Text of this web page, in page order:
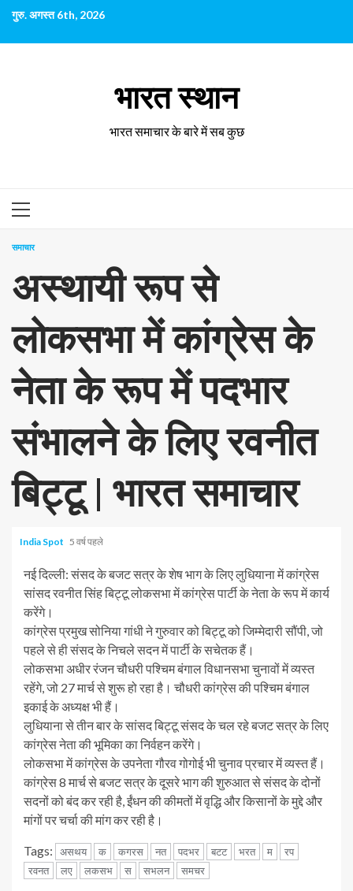
छोड़कर
सामग्री
पर
गुरु. अगस्त 6th, 2026
भारत स्थान
भारत समाचार के बारे में सब कुछ
प्राथमिक
समाचार
अस्थायी रूप से
लोकसभा में कांग्रेस के
नेता के रूप में पदभार
संभालने के लिए रवनीत
बिट्टू | भारत समाचार
India Spot 5 वर्ष पहले
नई दिल्ली: संसद के बजट सत्र के शेष भाग के लिए लुधियाना में कांग्रेस
सांसद रवनीत सिंह बिट्टू लोकसभा में कांग्रेस पार्टी के नेता के रूप में कार्य
करेंगे।
कांग्रेस प्रमुख सोनिया गांधी ने गुरुवार को बिट्टू को जिम्मेदारी सौंपी, जो
पहले से ही संसद के निचले सदन में पार्टी के सचेतक हैं।
लोकसभा अधीर रंजन चौधरी पश्चिम बंगाल विधानसभा चुनावों में व्यस्त
रहेंगे, जो 27 मार्च से शुरू हो रहा है। चौधरी कांग्रेस की पश्चिम बंगाल
इकाई के अध्यक्ष भी हैं।
लुधियाना से तीन बार के सांसद बिट्टू संसद के चल रहे बजट सत्र के लिए
कांग्रेस नेता की भूमिका का निर्वहन करेंगे।
लोकसभा में कांग्रेस के उपनेता गौरव गोगोई भी चुनाव प्रचार में व्यस्त हैं।
कांग्रेस 8 मार्च से बजट सत्र के दूसरे भाग की शुरुआत से संसद के दोनों
सदनों को बंद कर रही है, ईंधन की कीमतों में वृद्धि और किसानों के मुद्दे और
मांगों पर चर्चा की मांग कर रही है।
Tags: असथय क कगरस नत पदभर बटट भरत म
रप
रवनत
लए लकसभ स सभलन समचर